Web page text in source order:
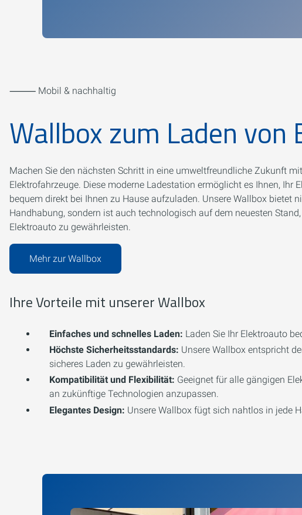
⸻ Mobil & nachhaltig
Wallbox zum Laden von
Machen Sie den nächsten Schritt in eine umweltfreundliche Zukunft
Elektrofahrzeuge. Diese moderne Ladestation ermöglicht es Ihnen, Ihr
bequem direkt bei Ihnen zu Hause aufzuladen. Unsere Wallbox bietet
Handhabung, sondern ist auch technologisch auf dem neuesten
Elektroauto zu gewährleisten.
Mehr zur Wallbox
Ihre Vorteile mit unserer Wallbox
Einfaches und schnelles Laden: Laden Sie Ihr Elektroauto
Höchste Sicherheitsstandards: Unsere Wallbox entspricht
sicheres Laden zu gewährleisten.
Kompatibilität und Flexibilität: Geeignet für alle gängigen
an zukünftige Technologien anzupassen.
Elegantes Design: Unsere Wallbox fügt sich nahtlos in jede